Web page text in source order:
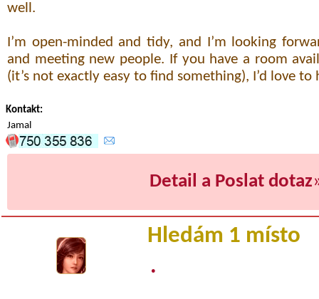
well.
I’m open-minded and tidy, and I’m looking
and meeting new people. If you have a room
(it’s not exactly easy to find something), I’d love
Kontakt:
Jamal
Detail a Poslat dotaz
Hledám 1 místo
.